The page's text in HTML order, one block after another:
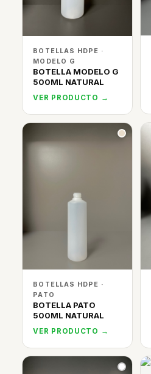
BOTELLAS HDPE ·
MODELO G
BOTELLA MODELO G
500ML NATURAL
VER PRODUCTO →
BOTELLAS HDPE ·
PATO
BOTELLA PATO
500ML NATURAL
VER PRODUCTO →